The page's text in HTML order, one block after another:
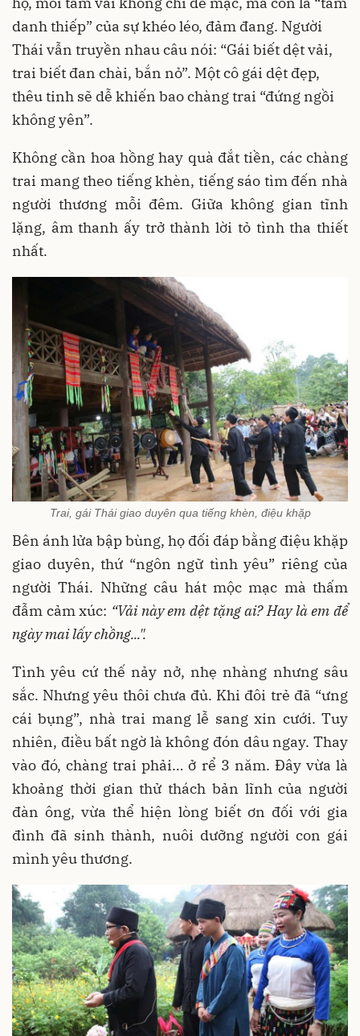
danh thiếp” của sự khéo léo, đảm đang. Người
Thái vẫn truyền nhau câu nói: “Gái biết dệt vải,
trai biết đan chài, bắn nỏ”. Một cô gái dệt đẹp,
thêu tinh sẽ dễ khiến bao chàng trai “đứng ngồi
không yên”.
Không cần hoa hồng hay quà đắt tiền, các chàng
trai mang theo tiếng khèn, tiếng sáo tìm đến nhà
người thương mỗi đêm. Giữa không gian tĩnh
lặng, âm thanh ấy trở thành lời tỏ tình tha thiết
nhất.
Trai, gái Thái giao duyên qua tiếng khèn, điệu khặp
Bên ánh lửa bập bùng, họ đối đáp bằng điệu khặp
giao duyên, thứ “ngôn ngữ tình yêu” riêng của
người Thái. Những câu hát mộc mạc mà thấm
đẫm cảm xúc: “Vải này em dệt tặng ai? Hay là em để
ngày mai lấy chồng...".
Tình yêu cứ thế nảy nở, nhẹ nhàng nhưng sâu
sắc. Nhưng yêu thôi chưa đủ. Khi đôi trẻ đã “ưng
cái bụng”, nhà trai mang lễ sang xin cưới. Tuy
nhiên, điều bất ngờ là không đón dâu ngay. Thay
vào đó, chàng trai phải… ở rể 3 năm. Đây vừa là
khoảng thời gian thử thách bản lĩnh của người
đàn ông, vừa thể hiện lòng biết ơn đối với gia
đình đã sinh thành, nuôi dưỡng người con gái
mình yêu thương.